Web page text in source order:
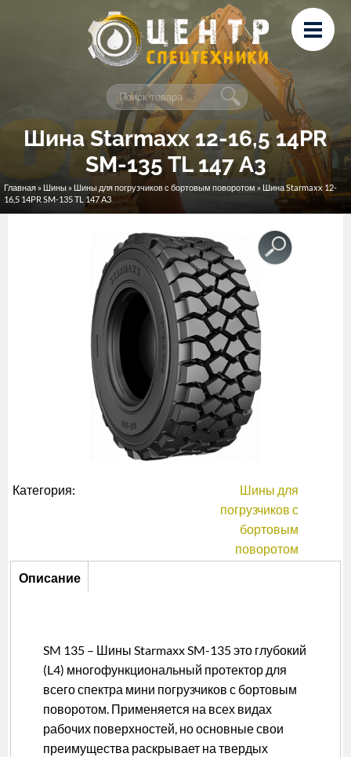
Перейти к основному содержанию
Лизинг
Сервис и ремонт
Контакты
Шина Starmaxx 12-16,5 14PR
SM-135 TL 147 A3
Вы здесь
Главная » Шины » Шины для погрузчиков с бортовым поворотом » Шина Starmaxx 12-
16,5 14PR SM-135 TL 147 A3
Категория:
Шины для
погрузчиков с
бортовым
поворотом
Описание
Описание
SM 135 – Шины Starmaxx SM-135 это глубокий
(L4) многофункциональный протектор для
всего спектра мини погрузчиков с бортовым
поворотом. Применяется на всех видах
рабочих поверхностей, но основные свои
преимущества раскрывает на твердых